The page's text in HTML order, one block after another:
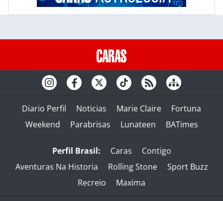
Diario Perfil Noticias Marie Claire
Fortuna
Weekend
Parabrisas Lunateen BATimes
Perfil Brasil: Caras
Contigo
Aventuras Na Historia
Rolling Stone
Sport Buzz
Recreio
Maxima